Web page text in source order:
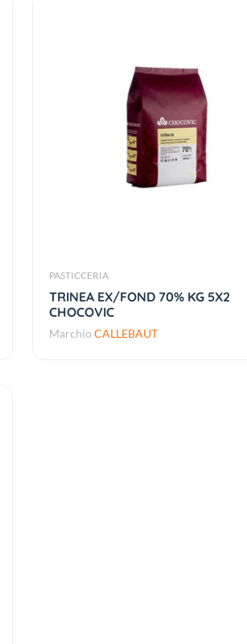
PASTICCERIA
TRINEA EX/FOND 70% KG 5X2
CHOCOVIC
MarchioCALLEBAUT